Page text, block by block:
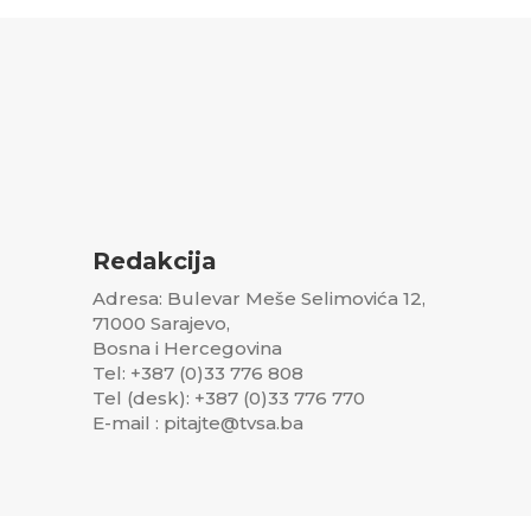
Redakcija
Adresa: Bulevar Meše Selimovića 12,
71000 Sarajevo,
Bosna i Hercegovina
Tel: +387 (0)33 776 808
Tel (desk): +387 (0)33 776 770
E-mail : pitajte@tvsa.ba